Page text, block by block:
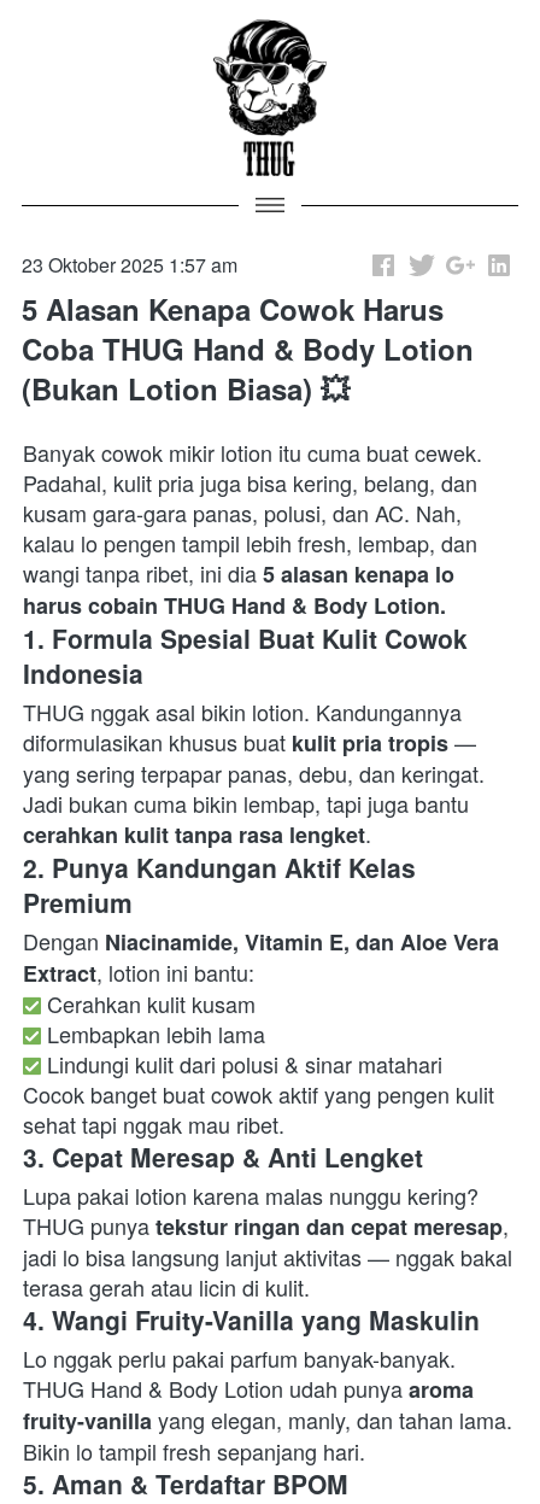
23 Oktober 2025 1:57 am
5 Alasan Kenapa Cowok Harus
Coba THUG Hand & Body Lotion
(Bukan Lotion Biasa) 💥
Banyak cowok mikir lotion itu cuma buat cewek.
Padahal, kulit pria juga bisa kering, belang, dan
kusam gara-gara panas, polusi, dan AC. Nah,
kalau lo pengen tampil lebih fresh, lembap, dan
wangi tanpa ribet, ini dia 5 alasan kenapa lo
harus cobain THUG Hand & Body Lotion.
1. Formula Spesial Buat Kulit Cowok
Indonesia
THUG nggak asal bikin lotion. Kandungannya
diformulasikan khusus buat kulit pria tropis —
yang sering terpapar panas, debu, dan keringat.
cerahkan kulit tanpa rasa lengket.
2. Punya Kandungan Aktif Kelas
Premium
Dengan Niacinamide, Vitamin E, dan Aloe Vera
Extract
Lindungi kulit dari polusi & sinar matahari
Cocok banget buat cowok aktif yang pengen kulit
sehat tapi nggak mau ribet.
3. Cepat Meresap & Anti Lengket
Lupa pakai lotion karena malas nunggu kering?
THUG punya tekstur ringan dan cepat meresap,
jadi lo bisa langsung lanjut aktivitas — nggak bakal
terasa gerah atau licin di kulit.
4. Wangi Fruity-Vanilla yang Maskulin
Lo nggak perlu pakai parfum banyak-banyak.
THUG Hand & Body Lotion udah punya aroma
fruity-vanilla yang elegan, manly, dan tahan lama.
Bikin lo tampil fresh sepanjang hari.
5. Aman & Terdaftar BPOM